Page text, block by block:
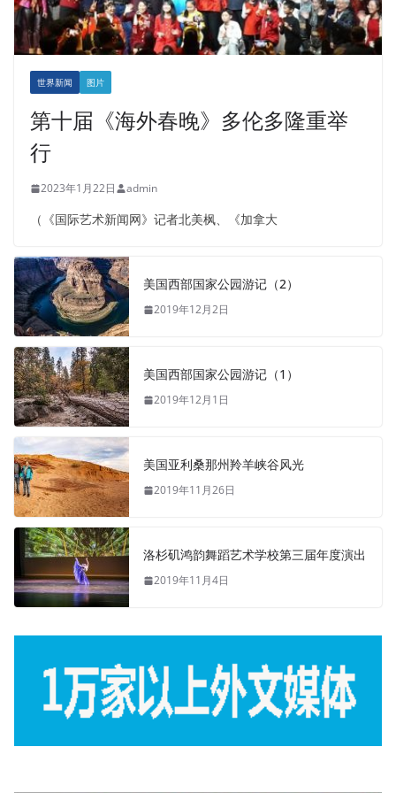
世界新闻 图片
第十届《海外春晚》多伦多隆重举
行
2023年1月22日 admin
（《国际艺术新闻网》记者北美枫、《加拿大
美国西部国家公园游记（2）
2019年12月2日
美国西部国家公园游记（1）
2019年12月1日
美国亚利桑那州羚羊峡谷风光
2019年11月26日
洛杉矶鸿韵舞蹈艺术学校第三届年度演出
2019年11月4日